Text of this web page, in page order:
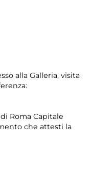
alla Galleria, visita
Roma Capitale
che attesti la